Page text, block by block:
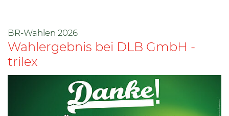
BR-Wahlen 2026
Wahlergebnis bei DLB GmbH -
trilex